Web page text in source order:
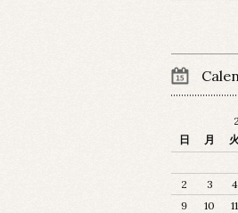
日
月 火
2
3 4
9
10 11